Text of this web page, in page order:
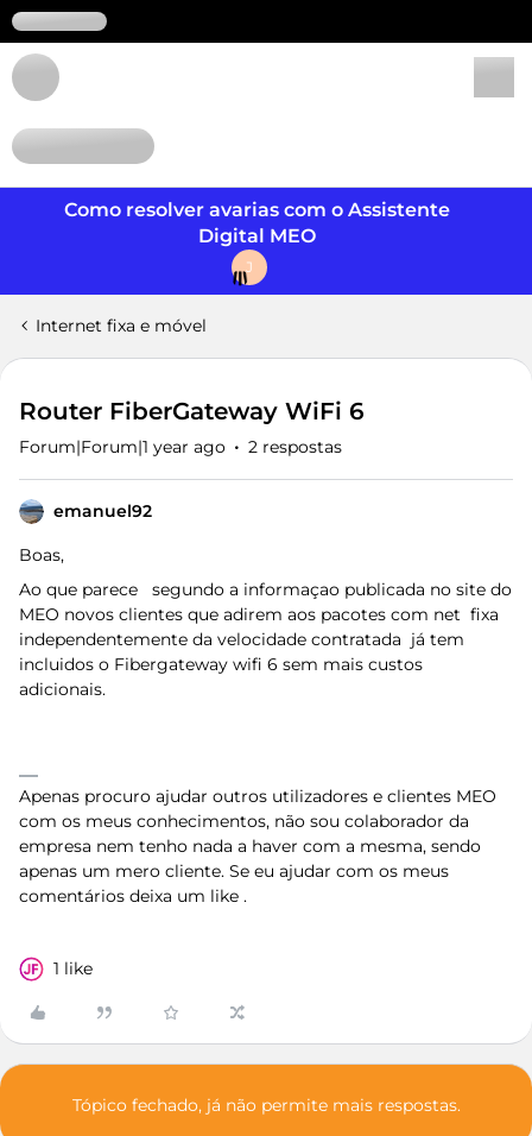
Como resolver avarias com o Assistente
Digital MEO
J
Internet fixa e móvel
Router FiberGateway WiFi 6
Forum|Forum|1 year ago 2 respostas
emanuel92
Boas,
Ao que parece segundo a informaçao publicada no site do
MEO novos clientes que adirem aos pacotes com net fixa
independentemente da velocidade contratada já tem
incluidos o Fibergateway wifi 6 sem mais custos
adicionais.
Apenas procuro ajudar outros utilizadores e clientes MEO
com os meus conhecimentos, não sou colaborador da
empresa nem tenho nada a haver com a mesma, sendo
apenas um mero cliente. Se eu ajudar com os meus
comentários deixa um like .
1 like
Tópico fechado, já não permite mais respostas.